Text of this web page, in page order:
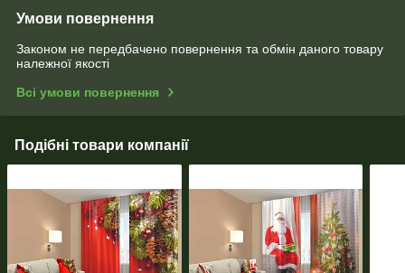
Умови повернення
Законом не передбачено повернення та обмін даного товару
належної якості
Всі умови повернення
Подібні товари компанії